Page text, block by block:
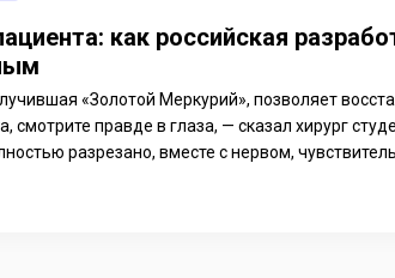
как российская
«Золотой Меркурий», позволяет
смотрите правде в глаза, — сказал хирург
разрезано, вместе с нервом,